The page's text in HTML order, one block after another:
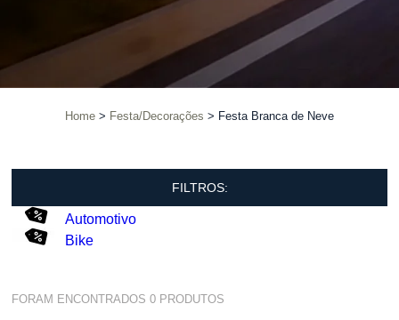
Home Festa/Decorações Festa Branca de Neve
FILTROS:
Automotivo
Bike
FORAM ENCONTRADOS0 PRODUTOS